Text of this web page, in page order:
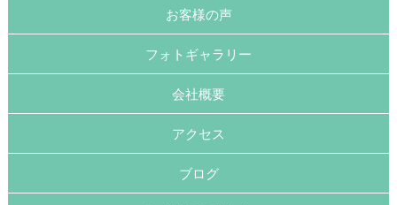
お客様の声
フォトギャラリー
会社概要
アクセス
ブログ